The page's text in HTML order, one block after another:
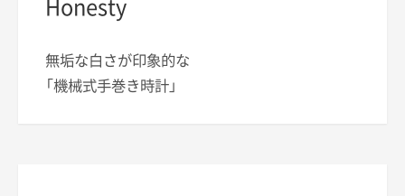
Honesty
無垢な白さが印象的な
「機械式手巻き時計」